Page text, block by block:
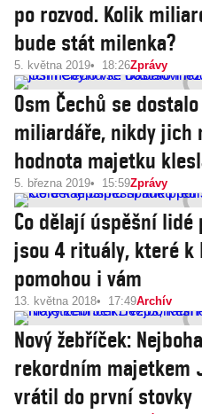
po rozvod. Kolik
bude stát milenka?
5. května 2019 18:26Zprávy
Osm Čechů se
miliardáře, nikdy jich
hodnota majetku
5. března 2019 15:59Zprávy
Co dělají úspěšní lidé
jsou 4 rituály, které k
pomohou i vám
13. května 2018 17:49Archív
Nový žebříček:
rekordním majetkem
vrátil do první stovky